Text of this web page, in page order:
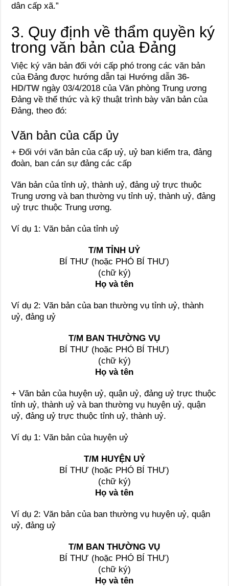
dân cấp xã.”
3. Quy định về thẩm quyền ký
trong văn bản của Đảng
Việc ký văn bản đối với cấp phó trong các văn bản
của Đảng được hướng dẫn tại Hướng dẫn 36-
HD/TW ngày 03/4/2018 của Văn phòng Trung ương
Đảng về thể thức và kỹ thuật trình bày văn bản của
Đảng, theo đó:
Văn bản của cấp ủy
+ Đối với văn bản của cấp uỷ, uỷ ban kiểm tra, đảng
đoàn, ban cán sự đảng các cấp
Văn bản của tỉnh uỷ, thành uỷ, đảng uỷ trực thuộc
Trung ương và ban thường vụ tỉnh uỷ, thành uỷ, đảng
uỷ trực thuộc Trung ương.
Ví dụ 1: Văn bản của tỉnh uỷ
T/M TỈNH UỶ
BÍ THƯ (hoặc PHÓ BÍ THƯ)
(chữ ký)
Họ và tên
Ví dụ 2: Văn bản của ban thường vụ tỉnh uỷ, thành
uỷ, đảng uỷ
T/M BAN THƯỜNG VỤ
BÍ THƯ (hoặc PHÓ BÍ THƯ)
(chữ ký)
Họ và tên
+ Văn bản của huyện uỷ, quận uỷ, đảng uỷ trực thuộc
tỉnh uỷ, thành uỷ và ban thường vụ huyện uỷ, quận
uỷ, đảng uỷ trực thuộc tỉnh uỷ, thành uỷ.
Ví dụ 1: Văn bản của huyện uỷ
T/M HUYỆN UỶ
BÍ THƯ (hoặc PHÓ BÍ THƯ)
(chữ ký)
Họ và tên
Ví dụ 2: Văn bản của ban thường vụ huyện uỷ, quận
uỷ, đảng uỷ
T/M BAN THƯỜNG VỤ
BÍ THƯ (hoặc PHÓ BÍ THƯ)
(chữ ký)
Họ và tên